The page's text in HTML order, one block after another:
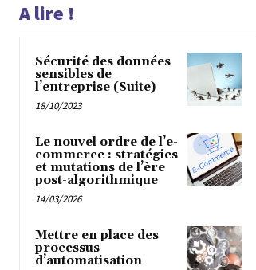
A lire !
Sécurité des données
sensibles de
l’entreprise (Suite)
18/10/2023
Le nouvel ordre de l’e-
commerce : stratégies
et mutations de l’ère
post-algorithmique
14/03/2026
Mettre en place des
processus
d’automatisation